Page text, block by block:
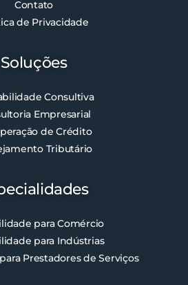
Contato
de Privacidade
Soluções
Consultiva
Empresarial
de Crédito
Tributário
para Comércio
para Indústrias
Prestadores de Serviços